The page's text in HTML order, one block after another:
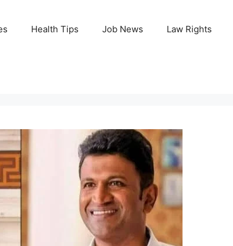
Health Tips Job News Law Rights